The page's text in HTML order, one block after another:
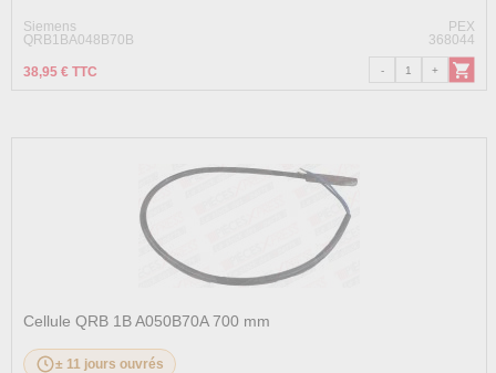
Siemens
PEX
QRB1BA048B70B
368044
38,95 € TTC
Cellule QRB 1B A050B70A 700 mm
± 11 jours ouvrés